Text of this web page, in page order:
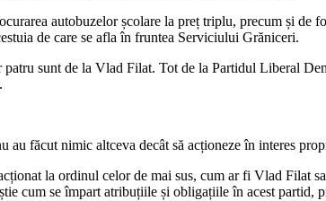
autobuzelor școlare la preț triplu, precum și de
de care se afla în fruntea Serviciului Grăniceri.
sunt de la Vlad Filat. Tot de la Partidul Liberal
făcut nimic altceva decât să acționeze în interes
la ordinul celor de mai sus, cum ar fi Vlad Filat
cum se împart atribuțiile și obligațiile în acest partid,